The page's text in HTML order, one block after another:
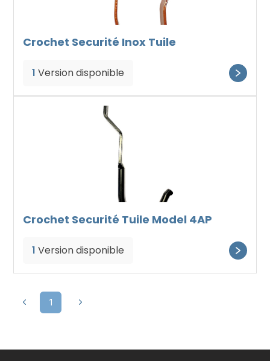
Crochet Securité Inox Tuile
1 Version disponible
Crochet Securité Tuile Model 4AP
1 Version disponible
1